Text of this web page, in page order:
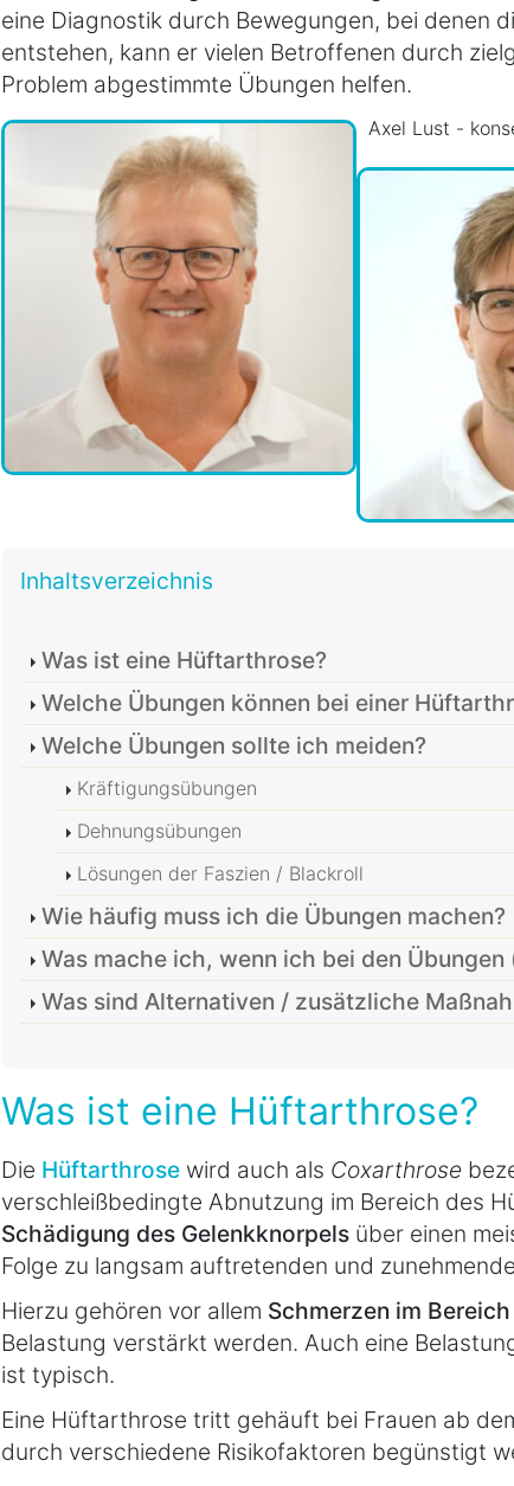
eine Diagnostik durch Bewegungen, bei denen
entstehen, kann er vielen Betroffenen durch
Problem abgestimmte Übungen helfen.
Axel Lust -
Inhaltsverzeichnis
Was ist eine Hüftarthrose?
Welche Übungen können bei einer
Welche Übungen sollte ich meiden?
Kräftigungsübungen
Dehnungsübungen
Lösungen der Faszien / Blackroll
Wie häufig muss ich die Übungen machen?
Was mache ich, wenn ich bei den
Was sind Alternativen / zusätzliche
Was ist eine Hüftarthrose?
Die Hüftarthrose wird auch als Coxarthrose
verschleißbedingte Abnutzung im Bereich des
Schädigung des Gelenkknorpels über einen
Folge zu langsam auftretenden und
Hierzu gehören vor allem Schmerzen im
Belastung verstärkt werden. Auch eine
ist typisch.
Eine Hüftarthrose tritt gehäuft bei Frauen ab
durch verschiedene Risikofaktoren begünstigt